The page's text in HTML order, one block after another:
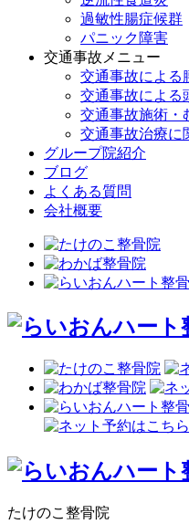
過敏性腸症候群
パニック障害
交通事故メニュー
交通事故による
交通事故による
交通事故施術・
交通事故治療に
グループ院紹介
ブログ
よくある質問
会社概要
たけのこ整骨院